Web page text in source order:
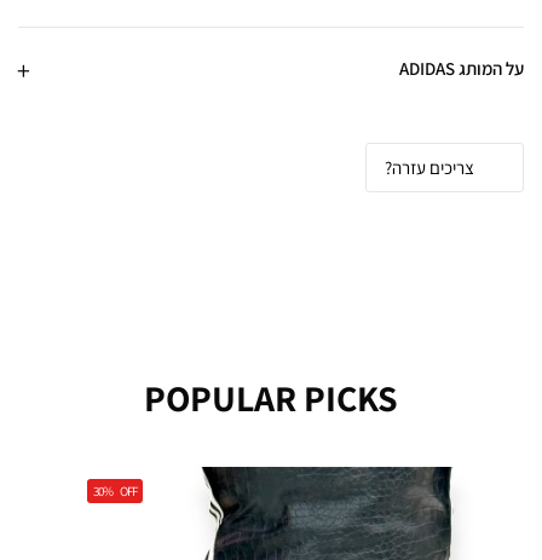
על המותג ADIDAS
צריכים עזרה?
POPULAR PICKS
30% OFF